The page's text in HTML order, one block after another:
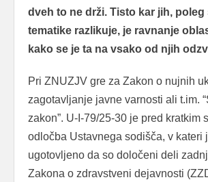
dveh to ne drži. Tisto kar jih, poleg
tematike razlikuje, je ravnanje
kako se je ta na vsako od njih
Pri ZNUZJV gre za Zakon o nujnih
zagotavljanje javne varnosti ali t.im.
zakon”. U-I-79/25-30 je pred kratkim
odločba Ustavnega sodišča, v kateri
ugotovljeno da so določeni deli
Zakona o zdravstveni dejavnosti